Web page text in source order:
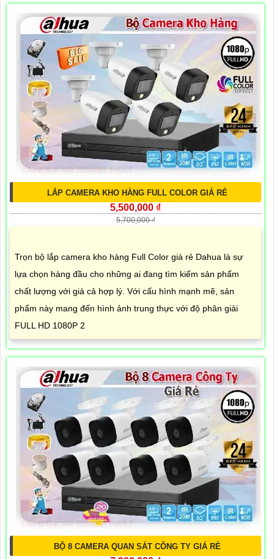
LẮP CAMERA KHO HÀNG FULL COLOR GIÁ RẺ
5,500,000 ₫
5,700,000 ₫
Trọn bộ lắp camera kho hàng Full Color giá rẻ Dahua là sự
lựa chọn hàng đầu cho những ai đang tìm kiếm sản phẩm
chất lượng với giá cả hợp lý. Với cấu hình mạnh mẽ, sản
phẩm này mang đến hình ảnh trung thực với độ phân giải
FULL HD 1080P 2
BỘ 8 CAMERA QUAN SÁT CÔNG TY GIÁ RẺ